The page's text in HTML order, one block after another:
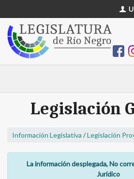
Legislación
Información Legislativa /Legislación
La información desplegada, No
Jurídico